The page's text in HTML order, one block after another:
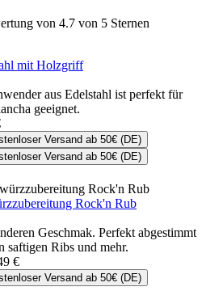
von 4.7 von 5 Sternen
mit Holzgriff
aus Edelstahl ist perfekt für
geeignet.
Versand ab 50€ (DE)
Versand ab 50€ (DE)
Rock'n Rub
Geschmak. Perfekt abgestimmt
saftigen Ribs und mehr.
€
Versand ab 50€ (DE)